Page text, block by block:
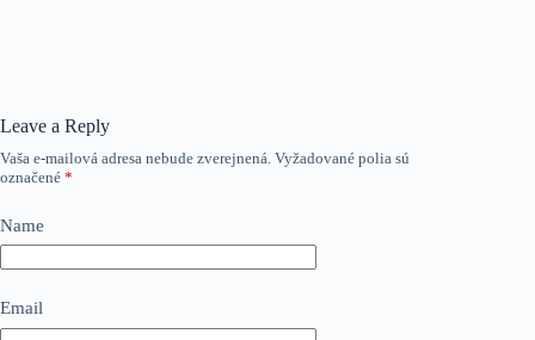
Leave a Reply
Vaša e-mailová adresa nebude zverejnená. Vyžadované polia sú
označené *
Name
Email